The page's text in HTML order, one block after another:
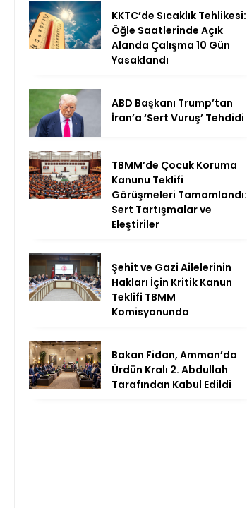
KKTC’de Sıcaklık Tehlikesi:
Öğle Saatlerinde Açık
Alanda Çalışma 10 Gün
Yasaklandı
ABD Başkanı Trump’tan
İran’a ‘Sert Vuruş’ Tehdidi
TBMM’de Çocuk Koruma
Kanunu Teklifi
Görüşmeleri Tamamlandı:
Sert Tartışmalar ve
Eleştiriler
Şehit ve Gazi Ailelerinin
Hakları İçin Kritik Kanun
Teklifi TBMM
Komisyonunda
Bakan Fidan, Amman’da
Ürdün Kralı 2. Abdullah
Tarafından Kabul Edildi